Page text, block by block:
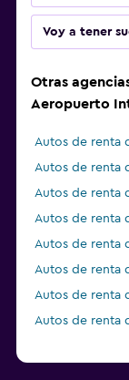
Voy a tener
Otras
Aeropuerto
Autos de renta
Autos de renta
Autos de renta
Autos de renta
Autos de renta
Autos de renta
Autos de renta
Autos de renta